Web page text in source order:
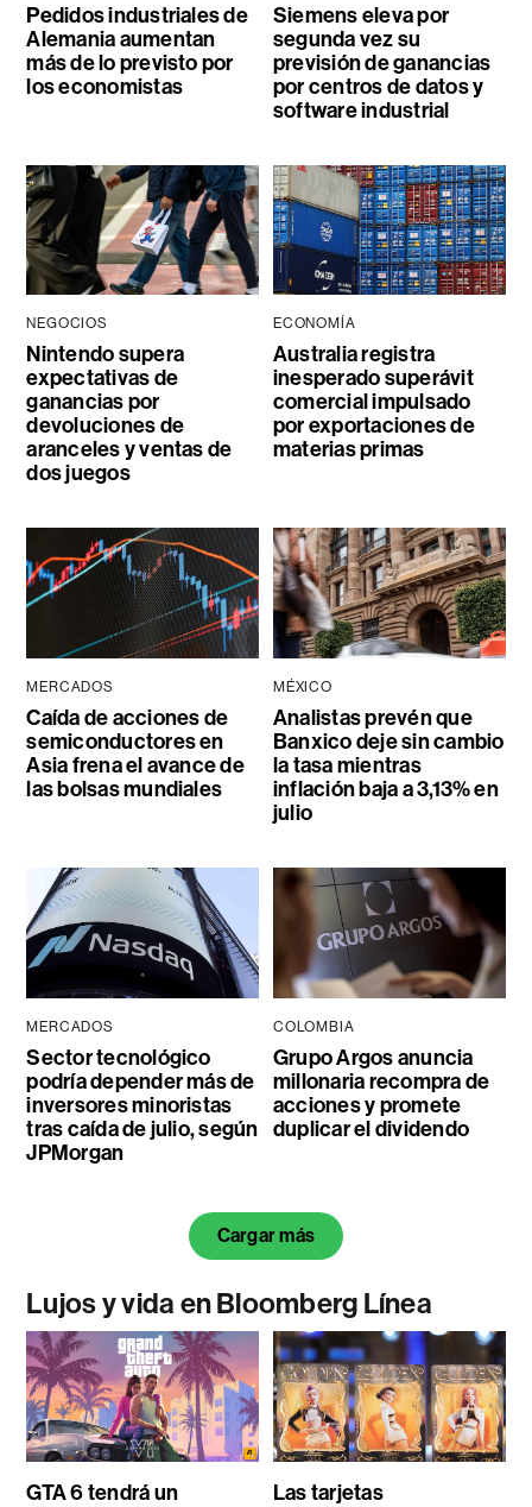
Pedidos industriales de
Alemania aumentan
más de lo previsto por
los economistas
Siemens eleva por
segunda vez su
previsión de ganancias
por centros de datos y
software industrial
NEGOCIOS
Nintendo supera
expectativas de
ganancias por
devoluciones de
aranceles y ventas de
dos juegos
ECONOMÍA
Australia registra
inesperado superávit
comercial impulsado
por exportaciones de
materias primas
MERCADOS
Caída de acciones de
semiconductores en
Asia frena el avance de
las bolsas mundiales
MÉXICO
Analistas prevén que
Banxico deje sin cambio
la tasa mientras
inflación baja a 3,13% en
julio
MERCADOS
Sector tecnológico
podría depender más de
inversores minoristas
tras caída de julio, según
JPMorgan
COLOMBIA
Grupo Argos anuncia
millonaria recompra de
acciones y promete
duplicar el dividendo
Cargar más
Lujos y vida en Bloomberg Línea
GTA 6 tendrá un
Las tarjetas